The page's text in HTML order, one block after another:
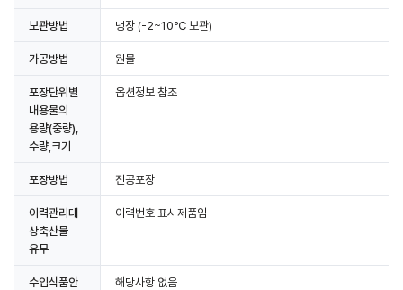
보관방법 냉장 (-2~10℃ 보관)
가공방법 원물
포장단위별
내용물의
용량(중량),
수량,크기
옵션정보 참조
포장방법 진공포장
이력관리대
상축산물
유무
이력번호 표시제품임
수입식품안
해당사항 없음